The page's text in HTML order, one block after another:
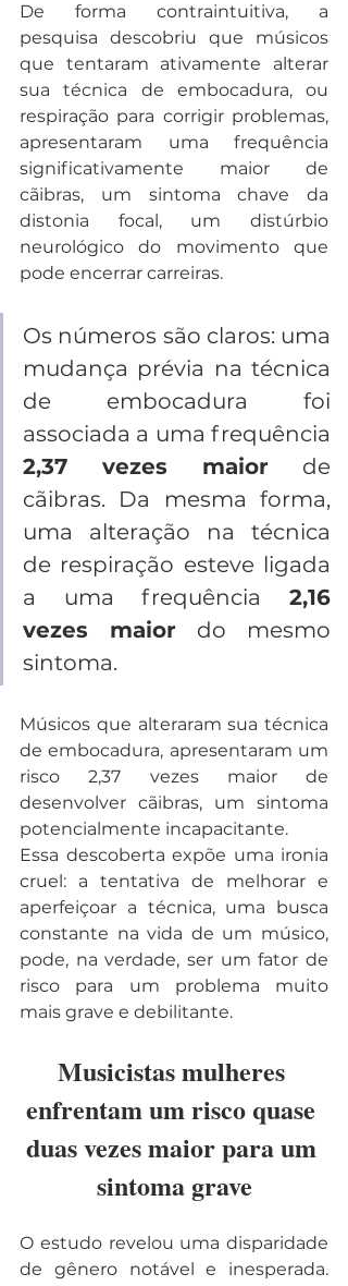
De forma contraintuitiva, a
pesquisa descobriu que músicos
que tentaram ativamente alterar
sua técnica de embocadura, ou
respiração para corrigir problemas,
apresentaram uma frequência
significativamente maior de
cãibras, um sintoma chave da
distonia focal, um distúrbio
neurológico do movimento que
pode encerrar carreiras.
Os números são claros: uma
mudança prévia na técnica
de embocadura foi
2,37 vezes maior de
cãibras. Da mesma forma,
uma alteração na técnica
de respiração esteve ligada
a uma frequência 2,16
vezes maior do mesmo
sintoma.
Músicos que alteraram sua técnica
de embocadura, apresentaram um
risco 2,37 vezes maior de
desenvolver cãibras, um sintoma
potencialmente incapacitante.
Essa descoberta expõe uma ironia
cruel: a tentativa de melhorar e
aperfeiçoar a técnica, uma busca
constante na vida de um músico,
pode, na verdade, ser um fator de
risco para um problema muito
mais grave e debilitante.
Musicistas mulheres
enfrentam um risco quase
duas vezes maior para um
sintoma grave
O estudo revelou uma disparidade
de gênero notável e inesperada.